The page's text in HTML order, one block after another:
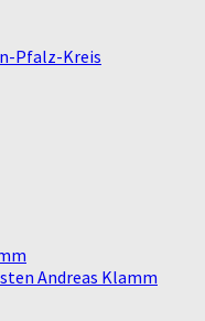
Pfalz-Kreis
Andreas Klamm